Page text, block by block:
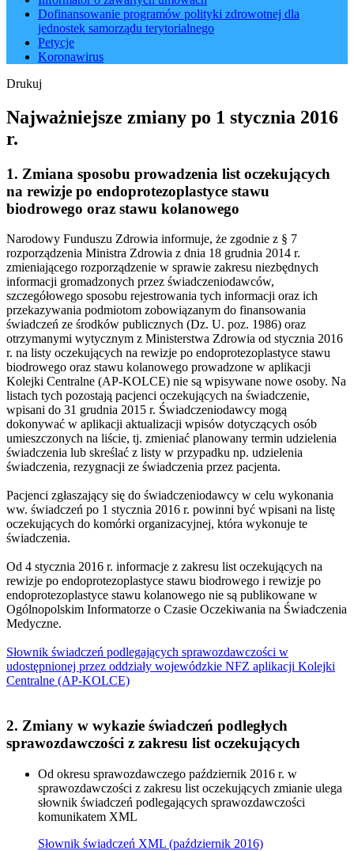
Dofinansowanie programów polityki zdrowotnej dla
jednostek samorządu terytorialnego
Petycje
Koronawirus
Drukuj
Najważniejsze zmiany po 1 stycznia 2016
r.
1. Zmiana sposobu prowadzenia list oczekujących
na rewizje po endoprotezoplastyce stawu
biodrowego oraz stawu kolanowego
Narodowy Funduszu Zdrowia informuje, że zgodnie z § 7
rozporządzenia Ministra Zdrowia z dnia 18 grudnia 2014 r.
zmieniającego rozporządzenie w sprawie zakresu niezbędnych
informacji gromadzonych przez świadczeniodawców,
szczegółowego sposobu rejestrowania tych informacji oraz ich
przekazywania podmiotom zobowiązanym do finansowania
świadczeń ze środków publicznych (Dz. U. poz. 1986) oraz
otrzymanymi wytycznym z Ministerstwa Zdrowia od stycznia 2016
r. na listy oczekujących na rewizje po endoprotezoplastyce stawu
biodrowego oraz stawu kolanowego prowadzone w aplikacji
Kolejki Centralne (AP-KOLCE) nie są wpisywane nowe osoby. Na
listach tych pozostają pacjenci oczekujących na świadczenie,
wpisani do 31 grudnia 2015 r. Świadczeniodawcy mogą
dokonywać w aplikacji aktualizacji wpisów dotyczących osób
umieszczonych na liście, tj. zmieniać planowany termin udzielenia
świadczenia lub skreślać z listy w przypadku np. udzielenia
świadczenia, rezygnacji ze świadczenia przez pacjenta.
Pacjenci zgłaszający się do świadczeniodawcy w celu wykonania
ww. świadczeń po 1 stycznia 2016 r. powinni być wpisani na listę
oczekujących do komórki organizacyjnej, która wykonuje te
świadczenia.
Od 4 stycznia 2016 r. informacje z zakresu list oczekujących na
rewizje po endoprotezoplastyce stawu biodrowego i rewizje po
endoprotezoplastyce stawu kolanowego nie są publikowane w
Ogólnopolskim Informatorze o Czasie Oczekiwania na Świadczenia
Medyczne.
Słownik świadczeń podlegających sprawozdawczości w
udostępnionej przez oddziały wojewódzkie NFZ aplikacji Kolejki
Centralne (AP-KOLCE)
2. Zmiany w wykazie świadczeń podległych
sprawozdawczości z zakresu list oczekujących
Od okresu sprawozdawczego październik 2016 r. w
sprawozdawczości z zakresu list oczekujących zmianie ulega
słownik świadczeń podlegających sprawozdawczości
komunikatem XML
Słownik świadczeń XML (październik 2016)